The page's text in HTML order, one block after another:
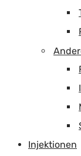
Injektionen